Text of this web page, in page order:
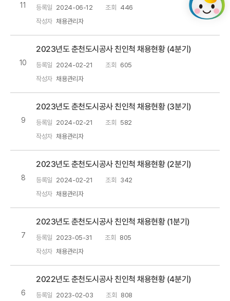
11 등록일 2024-06-12 조회 446
작성자 채용관리자
10
2023년도 춘천도시공사 친인척 채용현황 (4분기)
등록일 2024-02-21 조회 605
작성자 채용관리자
9
2023년도 춘천도시공사 친인척 채용현황 (3분기)
등록일 2024-02-21 조회 582
작성자 채용관리자
8
2023년도 춘천도시공사 친인척 채용현황 (2분기)
등록일 2024-02-21 조회 342
작성자 채용관리자
7
2023년도 춘천도시공사 친인척 채용현황 (1분기)
등록일 2023-05-31 조회 805
작성자 채용관리자
6
2022년도 춘천도시공사 친인척 채용현황 (4분기)
등록일 2023-02-03 조회 808